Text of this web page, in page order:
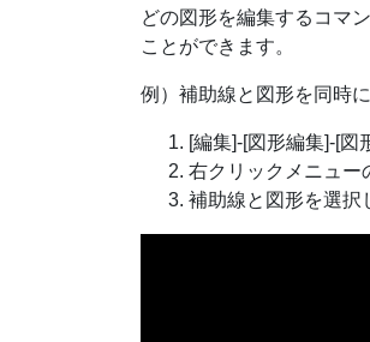
どの図形を編集するコマ
ことができます。
例）補助線と図形を同時
[編集]-[図形編集]-[図
右クリックメニュー
補助線と図形を選択